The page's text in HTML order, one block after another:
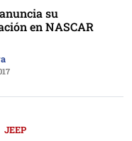
su
en NASCAR
JEEP